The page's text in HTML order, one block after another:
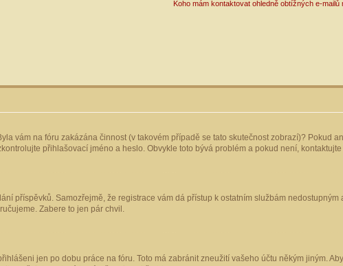
Koho mám kontaktovat ohledně obtížných e-
vám na fóru zakázána činnost (v takovém případě se tato skutečnost zobrazí)? Pokud
přihlašovací jméno a heslo. Obvykle toto bývá problém a pokud není,
příspěvků. Samozřejmě, že registrace vám dá přístup k ostatním službám
Zabere to jen pár chvil.
jen po dobu práce na fóru. Toto má zabránit zneužití vašeho účtu někým jiným.